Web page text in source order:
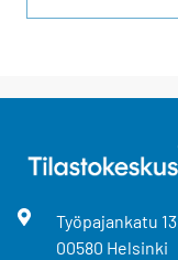
Työpajankatu 13
00580 Helsinki